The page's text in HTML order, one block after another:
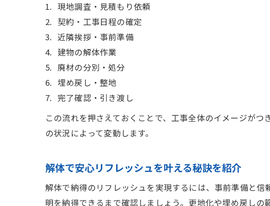
現地調査・見積もり依頼
契約・工事日程の確定
近隣挨拶・事前準備
建物の解体作業
廃材の分別・処分
埋め戻し・整地
完了確認・引き渡し
この流れを押さえておくことで、工事全体のイメージが
の状況によって変動します。
解体で安心リフレッシュを叶える秘訣を紹介
解体で納得のリフレッシュを実現するには、事前準備と
明を納得できるまで確認しましょう。更地化や埋め戻しの